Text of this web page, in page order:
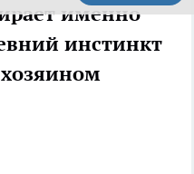
именно
инстинкт